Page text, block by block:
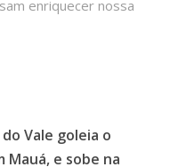
enriquecer nossa
Vale goleia o
Mauá, e sobe na